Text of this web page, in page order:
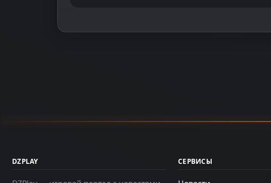
DZPLAY СЕРВИСЫ